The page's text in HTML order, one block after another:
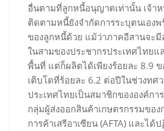
อื่นตามที่ลูกหนี้อนุญาตเท่านั้น เจ้า
ติดตามหนี้ยังจำกัดการระบุตนเอง
ของลูกหนี้ด้วย แม้ว่าภาคอีสานจะ
ในสามของประชากรประเทศไทยแ
พื้นที่ แต่ก็ผลิตได้เพียงร้อยละ 8.9 ข
เติบโตที่ร้อยละ 6.2 ต่อปีในช่วงทศ
ประเทศไทยเป็นสมาชิกขององค์กา
กลุ่มผู้ส่งออกสินค้าเกษตรกรรมขอ
การค้าเสรีอาเซียน (AFTA) และไ